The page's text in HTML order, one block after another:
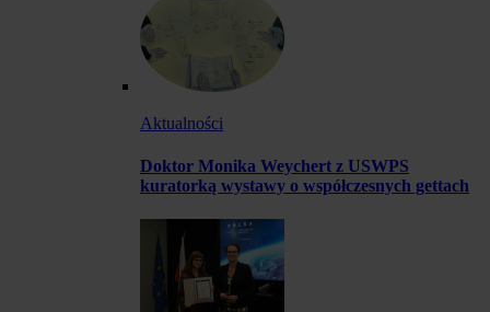
Aktualności
Doktor Monika Weychert z USWPS
kuratorką wystawy o współczesnych gettach